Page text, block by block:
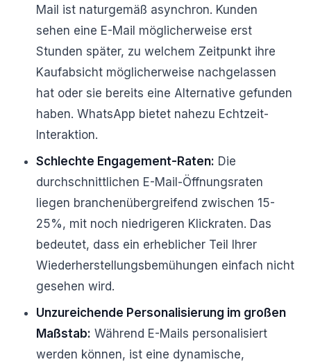
Mail ist naturgemäß asynchron. Kunden
sehen eine E-Mail möglicherweise erst
Stunden später, zu welchem Zeitpunkt ihre
Kaufabsicht möglicherweise nachgelassen
hat oder sie bereits eine Alternative gefunden
haben. WhatsApp bietet nahezu Echtzeit-
Interaktion.
Schlechte Engagement-Raten: Die
durchschnittlichen E-Mail-Öffnungsraten
liegen branchenübergreifend zwischen 15-
25%, mit noch niedrigeren Klickraten. Das
bedeutet, dass ein erheblicher Teil Ihrer
Wiederherstellungsbemühungen einfach nicht
gesehen wird.
Unzureichende Personalisierung im großen
Maßstab: Während E-Mails personalisiert
werden können, ist eine dynamische,